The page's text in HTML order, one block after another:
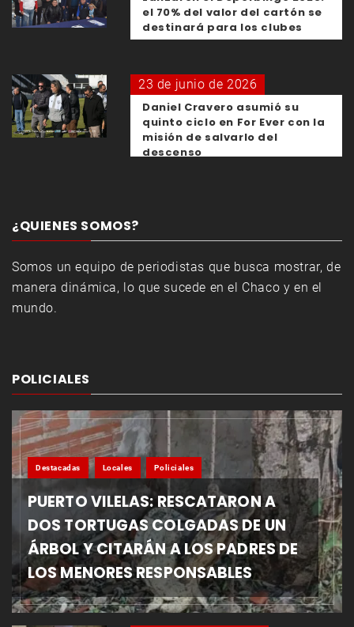
el 70% del valor del cartón se
destinará para los clubes
23 de junio de 2026
Daniel Cravero asumió su
quinto ciclo en For Ever con la
misión de salvarlo del
descenso
¿QUIENES SOMOS?
Somos un equipo de periodistas que busca mostrar, de
manera dinámica, lo que sucede en el Chaco y en el
mundo.
POLICIALES
Destacadas Locales Policiales
PUERTO VILELAS: RESCATARON A
DOS TORTUGAS COLGADAS DE UN
ÁRBOL Y CITARÁN A LOS PADRES DE
LOS MENORES RESPONSABLES